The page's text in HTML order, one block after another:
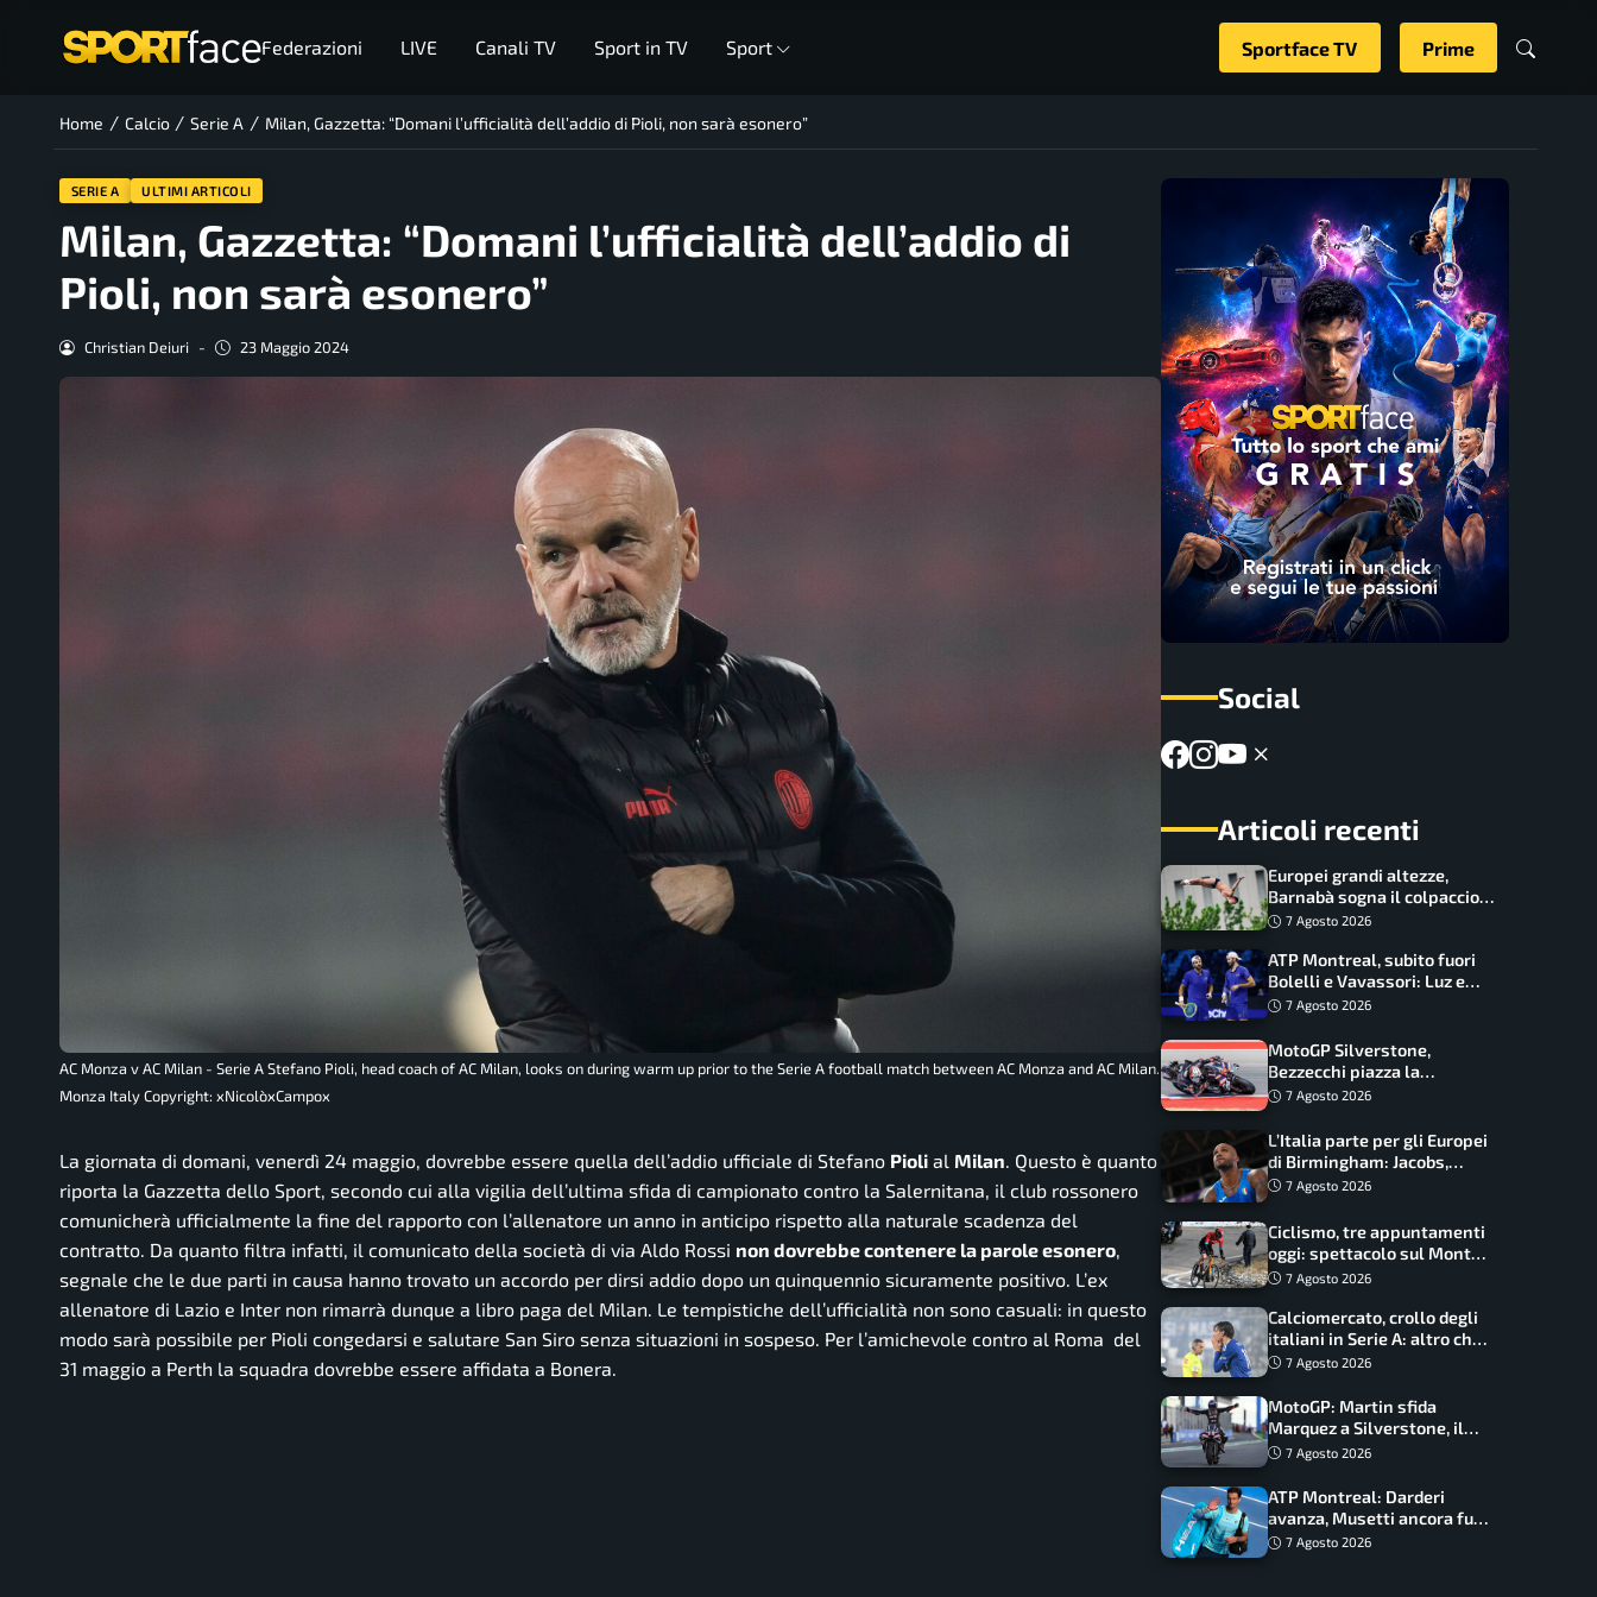
Federazioni LIVE Canali TV Sport in TV Sport Sportface TV Prime
Home / Calcio / Serie A / Milan, Gazzetta: “Domani l’ufficialità dell’addio di Pioli, non sarà esonero”
SERIE A ULTIMI ARTICOLI
Milan, Gazzetta: “Domani l’ufficialità dell’addio di
Pioli, non sarà esonero”
Christian Deiuri - 23 Maggio 2024
AC Monza v AC Milan - Serie A Stefano Pioli, head coach of AC Milan, looks on during warm up prior to the Serie A football match between AC Monza and AC Milan.
Monza Italy Copyright: xNicolòxCampox
La giornata di domani, venerdì 24 maggio, dovrebbe essere quella dell’addio ufficiale di Stefano Pioli al Milan . Questo è quanto
riporta la Gazzetta dello Sport, secondo cui alla vigilia dell’ultima sfida di campionato contro la Salernitana, il club rossonero
comunicherà ufficialmente la fine del rapporto con l’allenatore un anno in anticipo rispetto alla naturale scadenza del
contratto. Da quanto filtra infatti, il comunicato della società di via Aldo Rossi non dovrebbe contenere la parole esonero
segnale che le due parti in causa hanno trovato un accordo per dirsi addio dopo un quinquennio sicuramente positivo. L’ex
allenatore di Lazio e Inter non rimarrà dunque a libro paga del Milan. Le tempistiche dell’ufficialità non sono casuali: in questo
modo sarà possibile per Pioli congedarsi e salutare San Siro senza situazioni in sospeso. Per l’amichevole contro al Roma del
31 maggio a Perth la squadra dovrebbe essere affidata a Bonera.
Social
Articoli recenti
Europei grandi altezze,
Barnabà sogna il colpaccio:
è leader a metà gara, Baraldi
7 Agosto 2026
ATP Montreal, subito fuori
Bolelli e Vavassori: Luz e
Matos fermano gli azzurri
7 Agosto 2026
MotoGP Silverstone,
Bezzecchi piazza la
zampata: Aprilia domina,
7 Agosto 2026
L’Italia parte per gli Europei
di Birmingham: Jacobs,
Tamberi e Battocletti
record
7 Agosto 2026
Ciclismo, tre appuntamenti
oggi: spettacolo sul Mont
Ventoux, orari e come
7 Agosto 2026
Calciomercato, crollo degli
italiani in Serie A: altro che
svolta dopo il Mondiale
7 Agosto 2026
MotoGP: Martin sfida
Marquez a Silverstone, il
programma e gli orari
7 Agosto 2026
ATP Montreal: Darderi
avanza, Musetti ancora fuori
con Jodar
7 Agosto 2026